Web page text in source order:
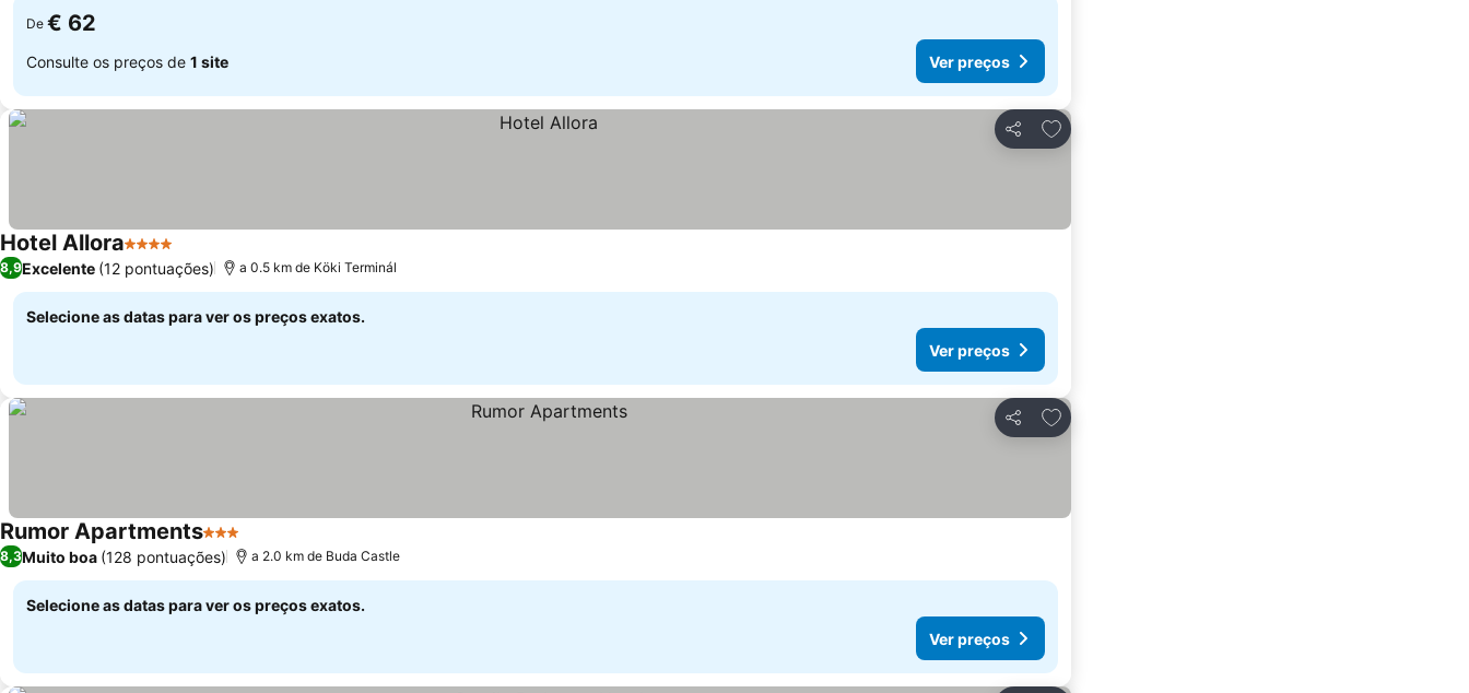
De € 62
Consulte os preços de 1 site Ver preços
Partilhar
Adicionar aos favoritos
Hotel Allora4 EstrelasVer preços
8,9Excelente (12 pontuações) a 0.5 km de Köki Terminál
Selecione as datas para ver os preços exatos.
Ver preços
Partilhar
Adicionar aos favoritos
Rumor Apartments3 EstrelasVer preços
8,3Muito boa (128 pontuações) a 2.0 km de Buda Castle
Selecione as datas para ver os preços exatos.
Ver preços